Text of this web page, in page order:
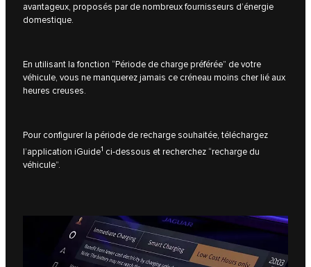
avantageux, proposés par de nombreux fournisseurs d’énergie
domestique.
En utilisant la fonction “Période de charge préférée” de votre
véhicule, vous ne manquerez jamais ce créneau moins cher lié aux
heures creuses.
Pour configurer la période de recharge souhaitée, téléchargez
l’application iGuide1 ci-dessous et recherchez “recharge du
véhicule”.